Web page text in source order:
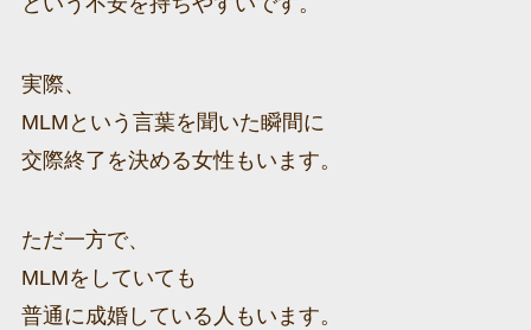
実際、
MLMという言葉を聞いた瞬間に
交際終了を決める女性もいます。
ただ一方で、
MLMをしていても
普通に成婚している人もいます。